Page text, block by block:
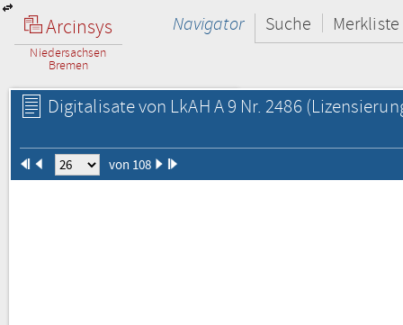
Arcinsys
Niedersachsen
Bremen
Navigator Suche Merkliste
Digitalisate von LkAH A 9 Nr. 2486
von 108